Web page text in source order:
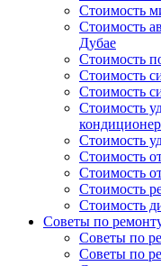
Стоимость
Стоимость
Дубае
Стоимость
Стоимость
Стоимость
Стоимость
Стоимость
Стоимость
Стоимость
Стоимость
Стоимость
Советы по
Советы по
Советы по